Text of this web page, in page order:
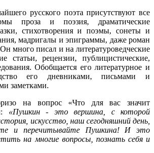
русского поэта присутствуют все
проза и поэзия, драматические
стихотворения и поэмы, сонеты и
мадригалы и эпиграммы, даже роман
много писал и на литературоведческие
статьи, рецензии, публицистические,
Обобщается его литературное и
его дневниками, письмами и
заметками.
на вопрос «Что для вас значит
«Пушкин - это вершина, с которой
искусство, наш сегодняшний день,
и перечитывайте Пушкина! И это
на многие вопросы, познать себя и